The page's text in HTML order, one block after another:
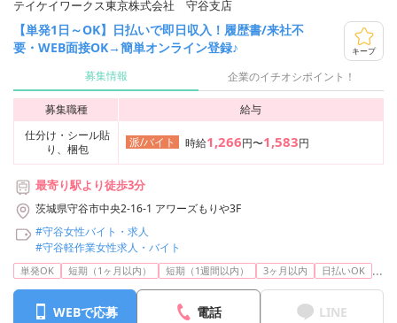
テイケイワークス東京株式会社 守谷支店
【単発1日～OK】日払いで即日収入！履歴書/来社不
要・WEB面接OK→簡単オンライン登録♪
キープ
募集情報 企業のイチオシポイント！
募集職種
給与
仕分け・シール貼
り、梱包
派/バイト 時給1,266円〜1,583円
最寄り駅より徒歩3分
茨城県守谷市中央2-16-1 アワーズもりや3F
#守谷女性バイト・求人
#守谷軽作業女性求人・バイト
単発OK 短期（1ヶ月以内） 短期（1週間以内） 3ヶ月以内 日払いOK ...
WEBで応募 電話 LINE